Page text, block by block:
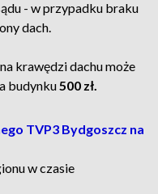
- w przypadku braku
dach.
krawędzi dachu może
budynku500 zł.
TVP3 Bydgoszcz na
w czasie